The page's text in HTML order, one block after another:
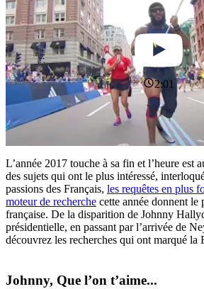
2:01
L’année 2017 touche à sa fin et l’heure est
des sujets qui ont le plus intéressé,
passions des Français, les requêtes en plus
moteur de recherche cette année donnent le
française. De la disparition de Johnny
présidentielle, en passant par l’arrivée de
découvrez les recherches qui ont marqué la
Johnny, Que l’on t’aime...